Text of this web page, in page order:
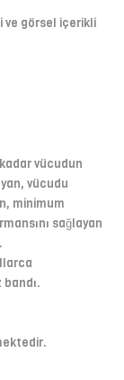
ve görsel içerikli
vücudun
vücudu
minimum
sağlayan